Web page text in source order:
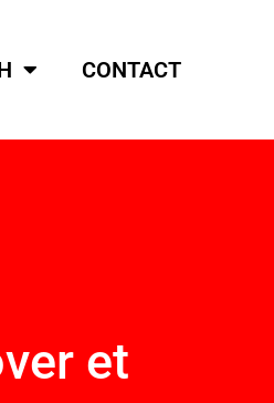
CONTACT
et